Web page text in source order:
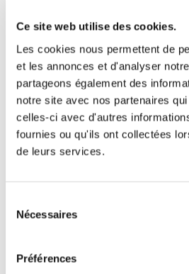
Ce site web utilise des cookies.
Les cookies nous permettent de
et les annonces et d'analyser
partageons également des
notre site avec nos partenaires
celles-ci avec d'autres
fournies ou qu'ils ont collectées
de leurs services.
Nécessaires
Préférences
En guise de laboratoire pour son
commandant Malassigné
casernes de pompier de son
Rapidement, une salle de
de Déols est équipée de ces
succès, la salle reste à une
même en plein été. La caserne
il faut environ 20 tenues. Le
renouvelant environ 1500
est donc idéale, et permettrait
volume d’excellent isolant. Tout